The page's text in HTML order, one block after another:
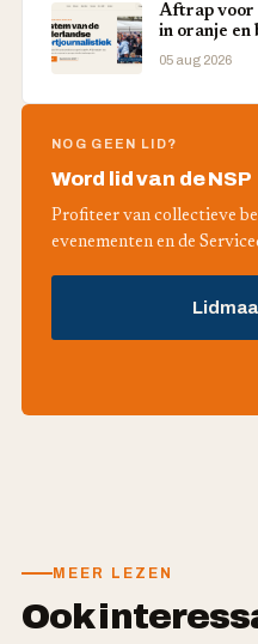
Aftrap voor
in oranje en
05 aug 2026
NOG GEEN LID?
Word lid van de NSP
Profiteer van collectieve
evenementen en de
MEER LEZEN
Ook